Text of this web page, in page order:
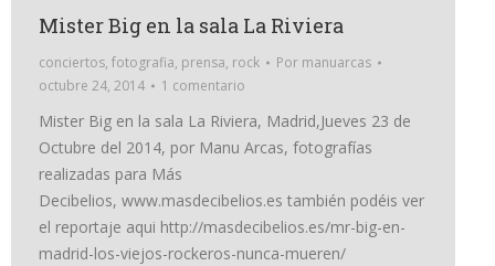
Mister Big en la sala La Riviera
conciertos, fotografia, prensa, rock Por manuarcas
octubre 24, 2014
1 comentario
Mister Big en la sala La Riviera, Madrid,Jueves 23 de
Octubre del 2014, por Manu Arcas, fotografías
realizadas para Más
Decibelios, www.masdecibelios.es también podéis ver
el reportaje aqui http://masdecibelios.es/mr-big-en-
madrid-los-viejos-rockeros-nunca-mueren/